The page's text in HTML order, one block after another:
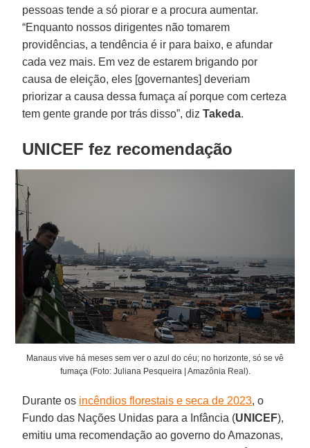
pessoas tende a só piorar e a procura aumentar.
“Enquanto nossos dirigentes não tomarem
providências, a tendência é ir para baixo, e afundar
cada vez mais. Em vez de estarem brigando por
causa de eleição, eles [governantes] deveriam
priorizar a causa dessa fumaça aí porque com certeza
tem gente grande por trás disso”, dizTakeda.
UNICEF fez recomendação
Manaus vive há meses sem ver o azul do céu; no horizonte, só se vê
fumaça (Foto: Juliana Pesqueira | Amazônia Real).
Durante os incêndios florestais e seca de 2023, o
Fundo das Nações Unidas para a Infância (UNICEF),
emitiu uma recomendação ao governo do Amazonas,